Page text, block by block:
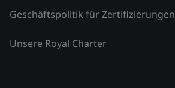
Geschäftspolitik für Zertifizierungen
Unsere Royal Charter